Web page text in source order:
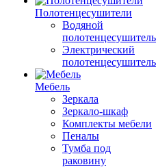
Полотенцесушители
Водяной
полотенцесушитель
Электрический
полотенцесушитель
Мебель
Зеркала
Зеркало-шкаф
Комплекты мебели
Пеналы
Тумба под
раковину